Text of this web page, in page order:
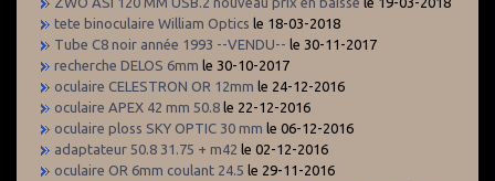
tete binoculaire William Optics le 18-03-2018
Tube C8 noir année 1993 --VENDU-- le 30-11-2017
recherche DELOS 6mm le 30-10-2017
oculaire CELESTRON OR 12mm le 24-12-2016
oculaire APEX 42 mm 50.8 le 22-12-2016
oculaire ploss SKY OPTIC 30 mm le 06-12-2016
adaptateur 50.8 31.75 + m42 le 02-12-2016
oculaire OR 6mm coulant 24.5 le 29-11-2016